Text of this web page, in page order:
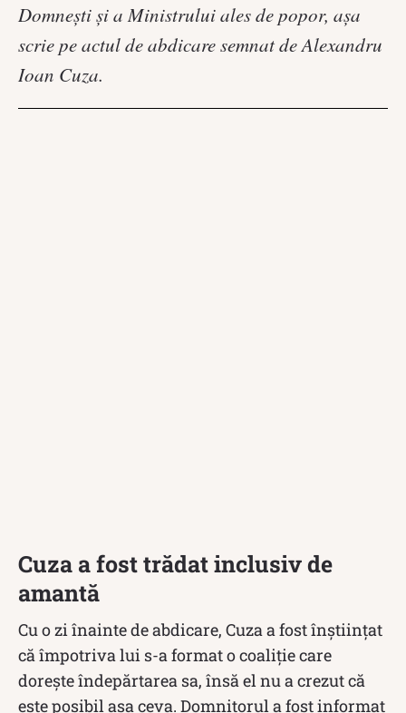
Domnești și a Ministrului ales de popor, așa
scrie pe actul de abdicare semnat de Alexandru
Ioan Cuza.
Cuza a fost trădat inclusiv de
amantă
Cu o zi înainte de abdicare, Cuza a fost înștiințat
că împotriva lui s-a format o coaliție care
dorește îndepărtarea sa, însă el nu a crezut că
este posibil așa ceva. Domnitorul a fost informat